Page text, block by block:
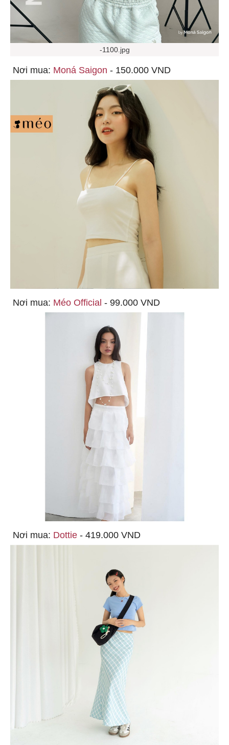
-1100.jpg
Nơi mua: Moná Saigon - 150.000 VND
Nơi mua: Méo Official - 99.000 VND
Nơi mua: Dottie - 419.000 VND